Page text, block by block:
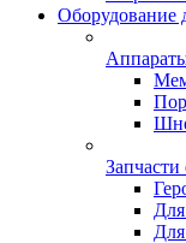
Оборудование
Запчасти